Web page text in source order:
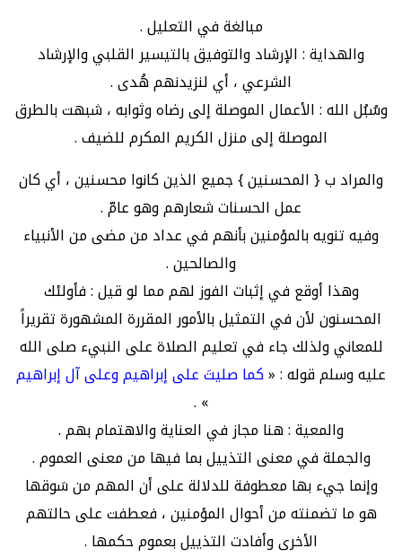
مبالغة في التعليل .
والهداية : الإرشاد والتوفيق بالتيسير القلبي والإرشاد
الشرعي ، أي لنزيدنهم هُدى .
وسُبُل الله : الأعمال الموصلة إلى رضاه وثوابه ، شبهت بالطرق
الموصلة إلى منزل الكريم المكرم للضيف .
والمراد ب { المحسنين } جميع الذين كانوا محسنين ، أي كان
عمل الحسنات شعارهم وهو عامّ .
وفيه تنويه بالمؤمنين بأنهم في عداد من مضى من الأنبياء
والصالحين .
وهذا أوقع في إثبات الفوز لهم مما لو قيل : فأولئك
المحسنون لأن في التمثيل بالأمور المقررة المشهورة تقريراً
للمعاني ولذلك جاء في تعليم الصلاة على النبيء صلى الله
عليه وسلم قوله : «كما صليتَ على إبراهيم وعلى آل إبراهيم
» .
والمعية : هنا مجاز في العناية والاهتمام بهم .
والجملة في معنى التذييل بما فيها من معنى العموم .
وإنما جيء بها معطوفة للدلالة على أن المهم من سَوقها
هو ما تضمنته من أحوال المؤمنين ، فعطفت على حالتهم
الأخرى وأفادت التذييل بعموم حكمها .